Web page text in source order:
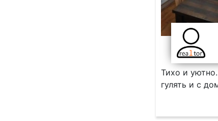
Тихо и
гулять и с